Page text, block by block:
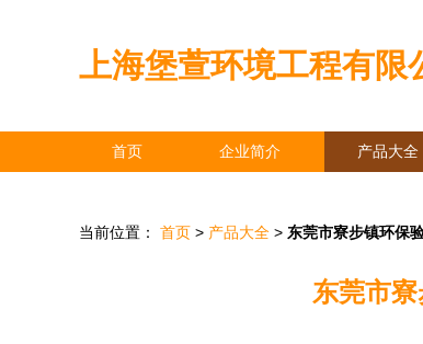
上海堡萱环境工程有限
首页 企业简介 产品大全
当前位置： 首页 > 产品大全 > 东莞市寮步镇环保
东莞市